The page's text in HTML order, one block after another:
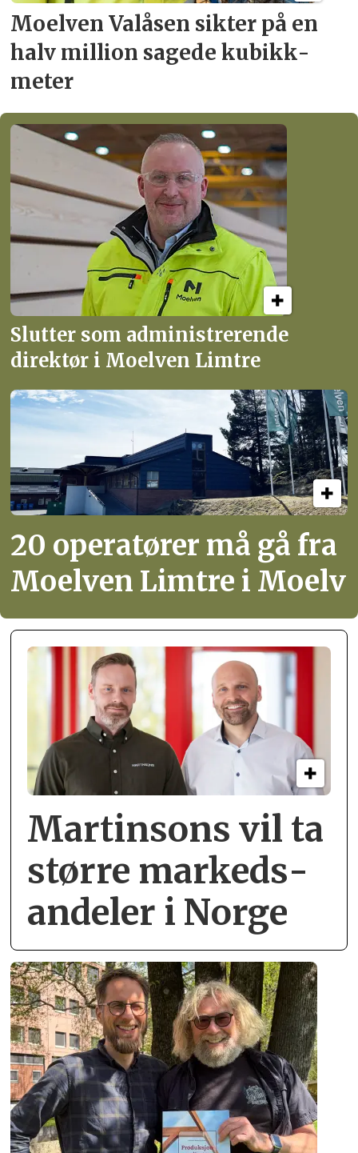
Moelven Valåsen sikter på en
halv million sagede kubikk­
meter
Slutter som administrerende
direktør i Moelven Limtre
20 operatører må gå fra
Moelven Limtre i Moelv
Martinsons vil ta
større markeds­
andeler i Norge